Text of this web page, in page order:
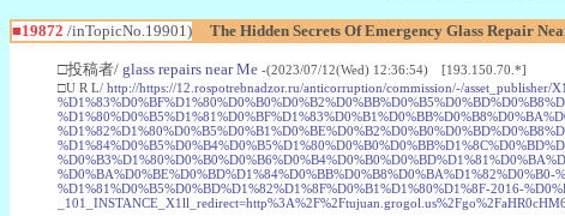
■19872 /inTopicNo.19901) The Hidden Secrets Of Emergency Glass Repair
□投稿者/ glass repairs near Me -(2023/07/12(Wed) 12:36:54) [193.150.70.*]
□U R L/ http://https://12.rospotrebnadzor.ru/anticorruption/commission/-/
%D1%81%D0%B5%D0%BD%D1%82%D1%8F%D0%B1%D1%80%D1%8F-2016-